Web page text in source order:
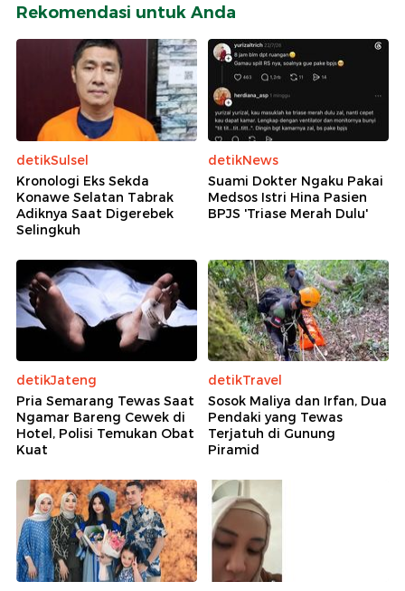
Rekomendasi untuk Anda
detikSulsel
Kronologi Eks Sekda
Konawe Selatan Tabrak
Adiknya Saat Digerebek
Selingkuh
detikNews
Suami Dokter Ngaku Pakai
Medsos Istri Hina Pasien
BPJS 'Triase Merah Dulu'
detikJateng
Pria Semarang Tewas Saat
Ngamar Bareng Cewek di
Hotel, Polisi Temukan Obat
Kuat
detikTravel
Sosok Maliya dan Irfan, Dua
Pendaki yang Tewas
Terjatuh di Gunung
Piramid